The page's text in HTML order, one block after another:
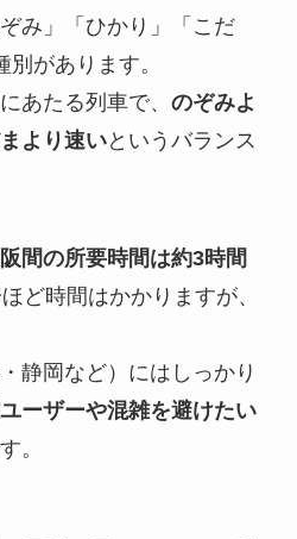
み」「ひかり」「こだ
があります。
あたる列車で、 のぞみよ
より速いというバランス
間の所要時間は約3時間
ど時間はかかりますが、
静岡など）にはしっかり
ーザーや混雑を避けたい
。